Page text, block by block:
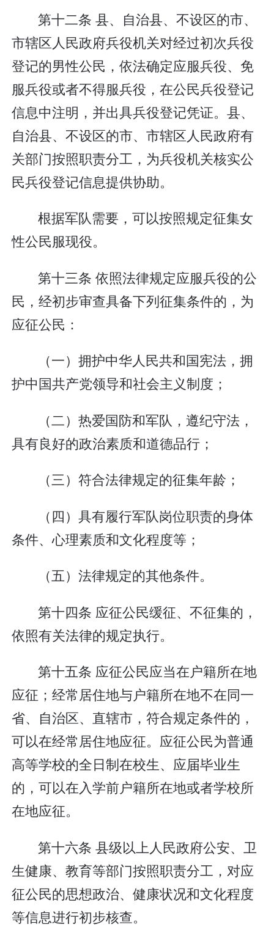
第十二条 县、自治县、不设区的市、
市辖区人民政府兵役机关对经过初次兵役
登记的男性公民，依法确定应服兵役、免
服兵役或者不得服兵役，在公民兵役登记
信息中注明，并出具兵役登记凭证。县、
自治县、不设区的市、市辖区人民政府有
关部门按照职责分工，为兵役机关核实公
民兵役登记信息提供协助。
根据军队需要，可以按照规定征集女
性公民服现役。
第十三条 依照法律规定应服兵役的公
民，经初步审查具备下列征集条件的，为
应征公民：
（一）拥护中华人民共和国宪法，拥
护中国共产党领导和社会主义制度；
（二）热爱国防和军队，遵纪守法，
具有良好的政治素质和道德品行；
（三）符合法律规定的征集年龄；
（四）具有履行军队岗位职责的身体
条件、心理素质和文化程度等；
（五）法律规定的其他条件。
第十四条 应征公民缓征、不征集的，
依照有关法律的规定执行。
第十五条 应征公民应当在户籍所在地
应征；经常居住地与户籍所在地不在同一
省、自治区、直辖市，符合规定条件的，
可以在经常居住地应征。应征公民为普通
高等学校的全日制在校生、应届毕业生
的，可以在入学前户籍所在地或者学校所
在地应征。
第十六条 县级以上人民政府公安、卫
生健康、教育等部门按照职责分工，对应
征公民的思想政治、健康状况和文化程度
等信息进行初步核查。